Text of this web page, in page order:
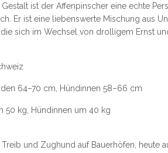
ist der Affenpinscher eine echte
Er ist eine liebenswerte Mischung aus
sich im Wechsel von drolligem Ernst
64–70 cm, Hündinnen 58–66 cm
50 kg, Hündinnen um 40 kg
und Zughund auf Bauerhöfen, heute